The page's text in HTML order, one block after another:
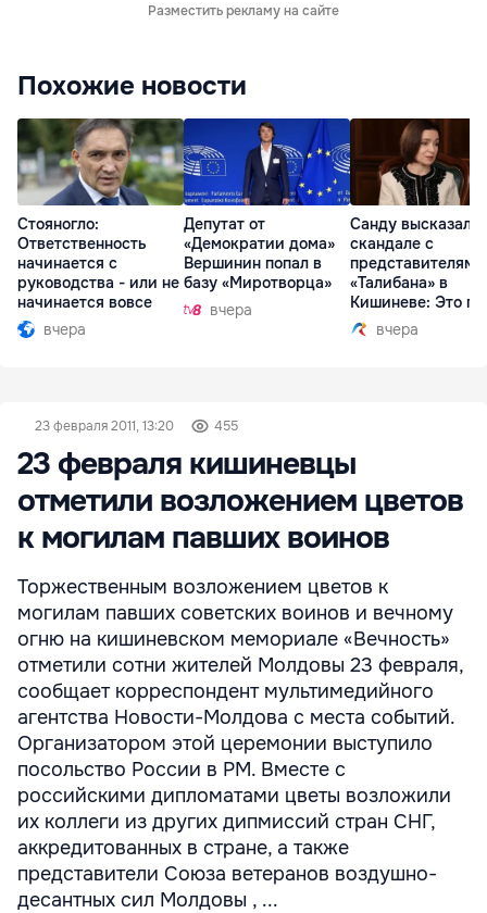
Разместить рекламу на сайте
Похожие новости
Стояногло:
Ответственность
начинается с
руководства - или не
начинается вовсе
вчера
Депутат от
«Демократии дома»
Вершинин попал в
базу «Миротворца»
вчера
Санду
скандале с
представителями
«Талибана» в
Кишиневе: Это
вчера
23 февраля 2011, 13:20 455
23 февраля кишиневцы
отметили возложением цветов
к могилам павших воинов
Торжественным возложением цветов к
могилам павших советских воинов и вечному
огню на кишиневском мемориале «Вечность»
отметили сотни жителей Молдовы 23 февраля,
сообщает корреспондент мультимедийного
агентства Новости-Молдова с места событий.
Организатором этой церемонии выступило
посольство России в РМ. Вместе с
российскими дипломатами цветы возложили
их коллеги из других дипмиссий стран СНГ,
аккредитованных в стране, а также
представители Союза ветеранов воздушно-
десантных сил Молдовы , ...